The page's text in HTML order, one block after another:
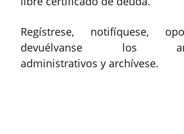
Regístrese, notifíquese,
devuélvanse los
administrativos y archívese.